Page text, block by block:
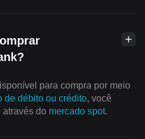
para compra por meio
de débito ou crédito, você
através do mercado spot.